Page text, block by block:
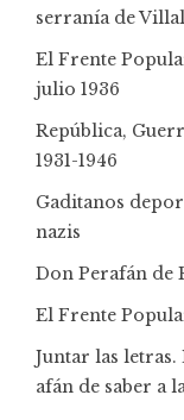
serranía de
El Frente
julio 1936
República,
1931-1946
Gaditanos
nazis
Don Perafán de
El Frente
Juntar las
afán de saber a